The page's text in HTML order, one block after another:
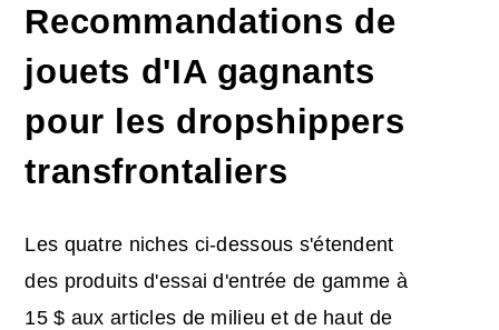
Recommandations de
jouets d'IA gagnants
pour les dropshippers
transfrontaliers
Les quatre niches ci-dessous s'étendent
des produits d'essai d'entrée de gamme à
15 $ aux articles de milieu et de haut de